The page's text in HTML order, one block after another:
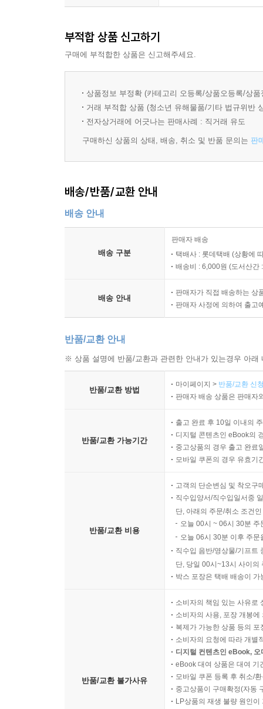
주인공 오기 마치의 인생 체험을 통해 인간 사회
이 작품은 두 가지 주제, 즉 인간은 인간 자신이
둘러싼 존재의 벽을 뚫고 완전한 자유를 쟁취하려
소설은 ‘음울한 도시’ 시카고에서 자칭 철학자
남에게 짓밟히는 어머니, 돈과 출세에 집착하는
이루어진다. 이런 상황에서 오기는 일찍부터 경
되지 못한다”며 주위의 간청을 뿌리치고 다른 삶
자기 앞에 놓인 운명의 길 앞에서 당당히 우회
대변한다.
새롭게 시도한 형식과 생명이 넘치는 언어가 완성
「오기 마치의 모험」이 문제작이 된 다른 하나
전통적인 헨리 제임스의 복잡한 소설 형식을 피
꾸미지 않고 사건을 일어나는 순서대로 자유로
부분에든지 발이나 손을 걸어 넘어뜨릴 수 있다)으
토머스 내시의 「불운한 나그네」, 르 사주의 「
모험」으로 이어지는 피카레스크 소설 형식은
형식으로 기록한 일종의 연대기이다. 중신인물
‘예술(창조)’을 하도록 한다. 솔 벨로는 자아
자연주의적 경향을 과감하게 깨뜨려 새로운
이디시어, 독일어, 프랑스어, 미국중서부 방언
내가 누구인지, 나를 발견하게 하는 소설
“실존주의자가 되기 위해서는 자신을 느낄 수 있
인식해야만 하고 무엇으로 그것을 만족시킬 것인
때문에 살아 있는, 구속당하기 때문에 자유로운
받아들이되 결코 그것에 주저앉지 않는 용기와 불
대비시키며, 진정으로 찾아야 할 것은 운명을
운명을 거스를 수 있는 바로 그 자유 의지 자체라고
“아프니까 청춘이다”라는 ‘우리 시대의 멘토’의
담고 있는 「오기 마치의 모험」은 아픈 청춘이,
아플 권리와 아프지 않을 권리가 바로 우리에게
부적합 상품 신고하기
구매에 부적합한 상품은 신고해주세요.
상품정보 부정확 (카테고리 오등록/상품오등록/상
거래 부적합 상품 (청소년 유해물품/기타 법규위반
전자상거래에 어긋나는 판매사례 : 직거래 유도
구매하신 상품의 상태, 배송, 취소 및 반품 문의는 판
배송/반품/교환 안내
배송 안내
배송 구분
판매자 배송
택배사 : 롯데택배 (상황에
배송비 : 6,000원 (도서산간
배송 안내
판매자가 직접 배송하는 상
판매자 사정에 의하여 출고
반품/교환 안내
※ 상품 설명에 반품/교환과 관련한 안내가 있는경우 아
반품/교환 방법
마이페이지 > 반품/교환 신
판매자 배송 상품은 판매자
반품/교환 가능기간
출고 완료 후 10일 이내의
디지털 콘텐츠인 eBook의
중고상품의 경우 출고 완료
모바일 쿠폰의 경우 유효기
반품/교환 비용
고객의 단순변심 및 착오구
직수입양서/직수입일서중
단, 아래의 주문/취소 조건
오늘 00시 ~ 06시 30분
오늘 06시 30분 이후 주
직수입 음반/영상물/기프트
단, 당일 00시~13시 사이의
박스 포장은 택배 배송이
반품/교환 불가사유
소비자의 책임 있는 사유로
소비자의 사용, 포장 개봉
복제가 가능한 상품 등의
소비자의 요청에 따라 개별
디지털 컨텐츠인 eBook,
eBook 대여 상품은 대여 기
모바일 쿠폰 등록 후 취소/
중고상품이 구매확정(자동
LP상품의 재생 불량 원인